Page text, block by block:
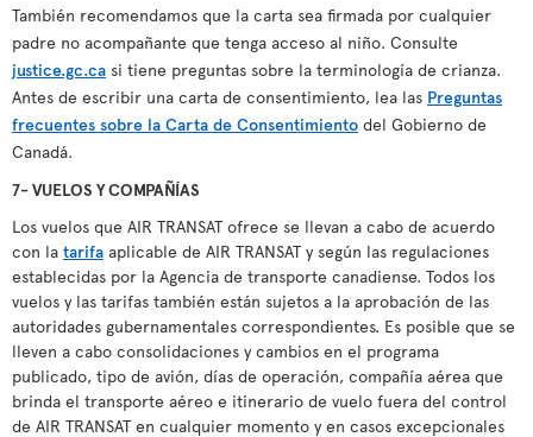
También recomendamos que la carta sea firmada por cualquier
padre no acompañante que tenga acceso al niño. Consulte
justice.gc.ca si tiene preguntas sobre la terminología de crianza.
Antes de escribir una carta de consentimiento, lea las Preguntas
frecuentes sobre la Carta de Consentimiento del Gobierno de
Canadá.
7- VUELOS Y COMPAÑÍAS
Los vuelos que AIR TRANSAT ofrece se llevan a cabo de acuerdo
con la tarifa aplicable de AIR TRANSAT y según las regulaciones
establecidas por la Agencia de transporte canadiense. Todos los
vuelos y las tarifas también están sujetos a la aprobación de las
autoridades gubernamentales correspondientes. Es posible que se
lleven a cabo consolidaciones y cambios en el programa
publicado, tipo de avión, días de operación, compañía aérea que
brinda el transporte aéreo e itinerario de vuelo fuera del control
de AIR TRANSAT en cualquier momento y en casos excepcionales